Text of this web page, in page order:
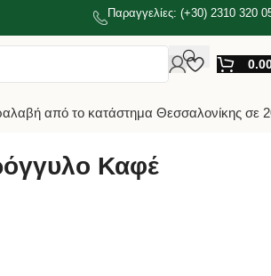
Παραγγελίες: (+30) 2310 320
από το κατάστημα Θεσσαλονίκης σε
Καφέ